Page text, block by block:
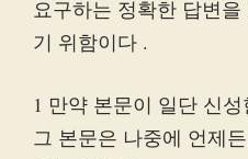
요구하는 정확한 답변
기 위함이다 .
1 만약 본문이 일단 신
그 본문은 나중에 언제